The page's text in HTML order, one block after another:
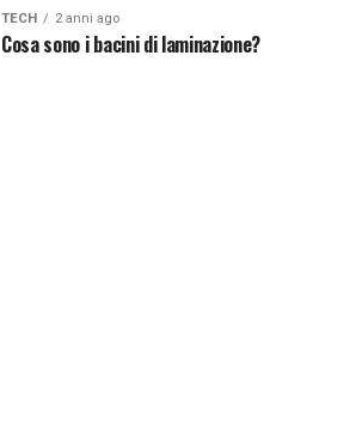
TECH 2 anni ago
Cosa sono i bacini di laminazione?